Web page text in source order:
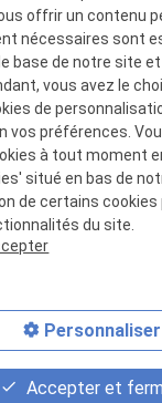
offrir un contenu
nécessaires sont
base de notre site
vous avez le
de
vos préférences.
à tout moment
situé en bas de
de certains
du site.
Personnaliser
Accepter et